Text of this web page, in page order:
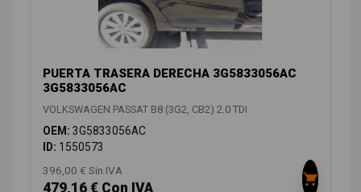
PUERTA TRASERA DERECHA 3G5833056AC
3G5833056AC
VOLKSWAGEN PASSAT B8 (3G2, CB2) 2.0 TDI
OEM: 3G5833056AC
ID: 1550573
396,00 € Sin IVA
479,16 € Con IVA